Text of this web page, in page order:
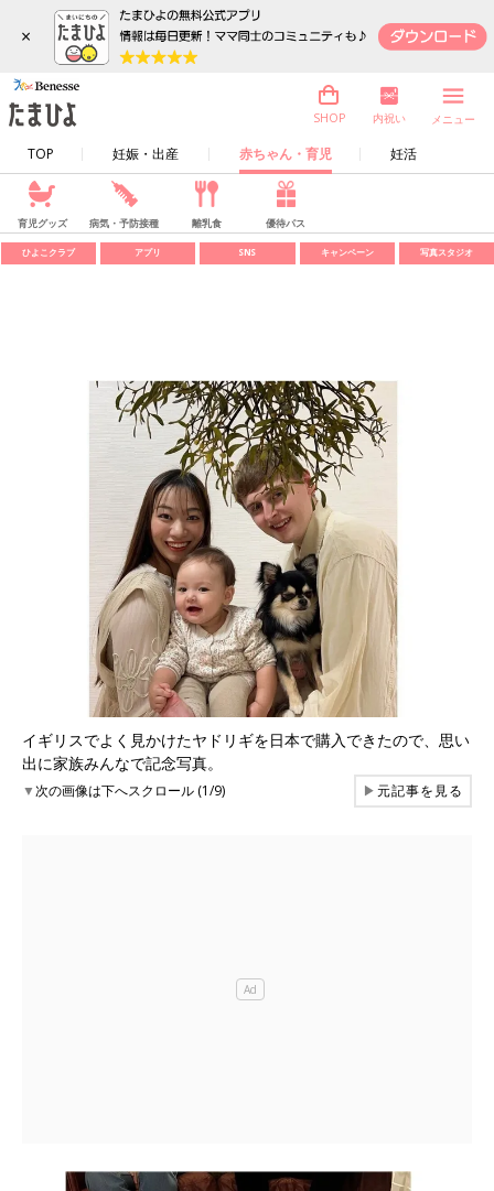
×
TOP 妊娠・出産 赤ちゃん・育児 妊活
SHOP 内祝い メニュー
育児グッズ 病気・予防接種 離乳食 優待パス
ひよこクラブ アプリ SNS キャンペーン 写真スタジオ
イギリスでよく見かけたヤドリギを日本で購入できたので、思い
出に家族みんなで記念写真。
▼次の画像は下へスクロール (1/9) ▶元記事を見る